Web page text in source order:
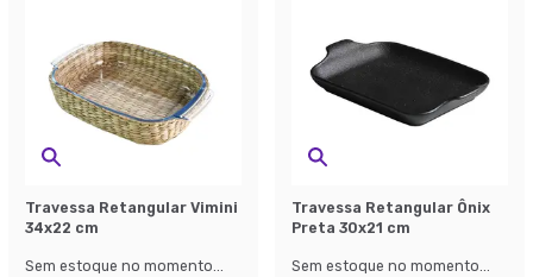
Travessa Retangular Vimini
34x22 cm
Sem estoque no momento...
Travessa Retangular Ônix
Preta 30x21 cm
Sem estoque no momento...